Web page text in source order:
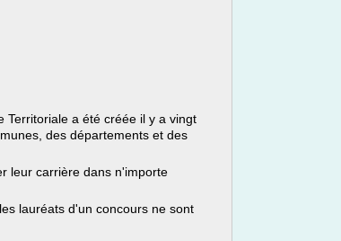
Territoriale a été créée il y a vingt
des départements et des
leur carrière dans n'importe
lauréats d'un concours ne sont